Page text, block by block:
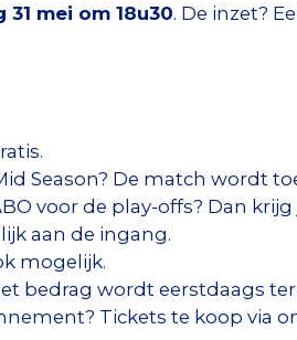
31 mei om 18u30. De inzet?
Season? De match wordt
voor de play-offs? Dan
aan de ingang.
mogelijk.
bedrag wordt eerstdaags
Tickets te koop via